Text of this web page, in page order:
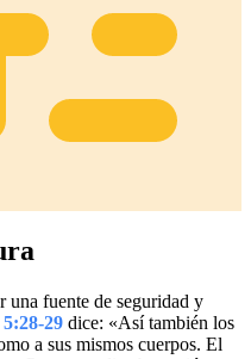
una fuente de seguridad y
5:28-29 dice: «Así también los
a sus mismos cuerpos. El